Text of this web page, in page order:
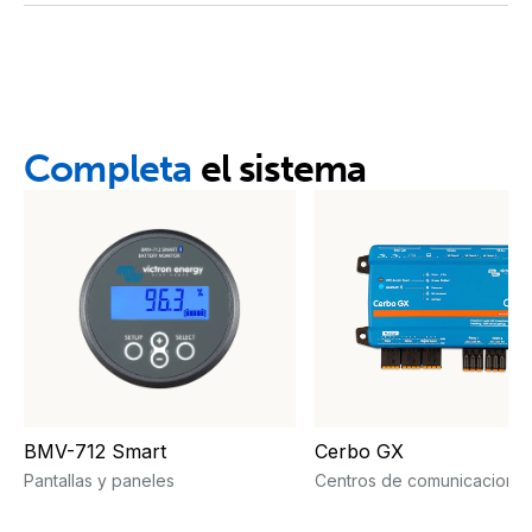
MultiPlus 12/2000/80 230V (bottom open2)
MultiPlus 12/2000/80 230V (bottom open4)
MultiPlus 12/2000/80 230V (bottom open5)
MultiPlus 12/2000/80 230V (bottom)
MultiPlus 12/2000/80 230V (left)
Completa el sistema
BMV-712 Smart
Pantallas y paneles
Cerbo GX
Centros de